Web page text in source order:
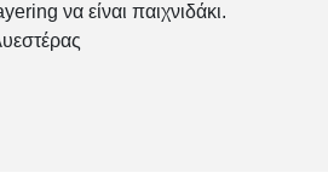
να είναι παιχνιδάκι.